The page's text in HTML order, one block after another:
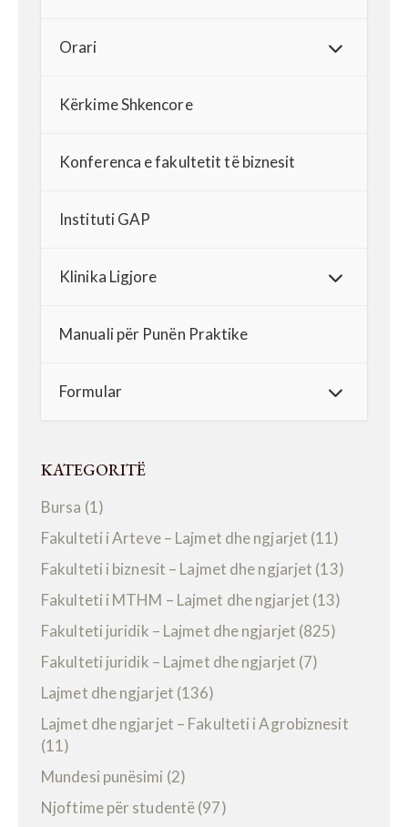
Orari
Kërkime Shkencore
Konferenca e fakultetit të biznesit
Instituti GAP
Klinika Ligjore
Manuali për Punën Praktike
Formular
KATEGORITË
Bursa (1)
Fakulteti i Arteve – Lajmet dhe ngjarjet (11)
Fakulteti i biznesit – Lajmet dhe ngjarjet (13)
Fakulteti i MTHM – Lajmet dhe ngjarjet (13)
Fakulteti juridik – Lajmet dhe ngjarjet (825)
Fakulteti juridik – Lajmet dhe ngjarjet (7)
Lajmet dhe ngjarjet (136)
Lajmet dhe ngjarjet – Fakulteti i Agrobiznesit
(11)
Mundesi punësimi (2)
Njoftime për studentë(97)